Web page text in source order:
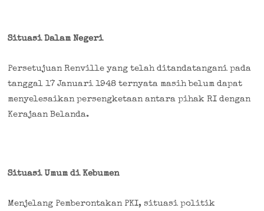
Situasi Dalam Negeri
Persetujuan Renville yang telah ditandatangani pada
tanggal 17 Januari 1948 ternyata masih belum dapat
menyelesaikan persengketaan antara pihak RI dengan
Kerajaan Belanda.
Situasi Umum di Kebumen
Menjelang Pemberontakan PKI, situasi politik